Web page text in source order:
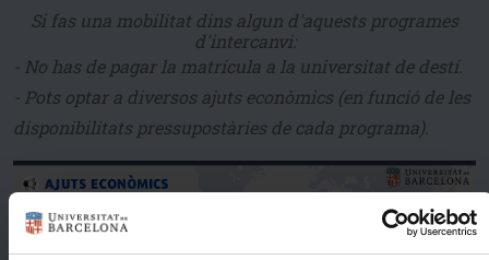
Si fas una mobilitat dins algun d'aquests programes
d'intercanvi:
- No has de pagar la matrícula a la universitat de destí.
- Pots optar a diversos ajuts econòmics (en funció de les
disponibilitats pressupostàries de cada programa).